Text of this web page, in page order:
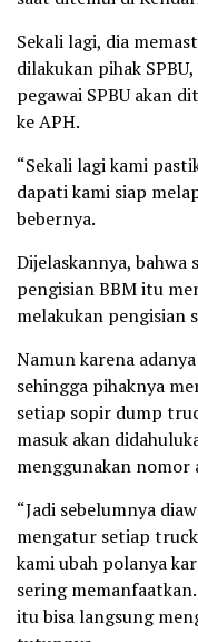
Sekali lagi, dia
dilakukan pihak
pegawai SPBU akan
ke APH.
“Sekali lagi kami
dapati kami siap
bebernya.
Dijelaskannya, bahwa
pengisian BBM itu
melakukan pengisian
Namun karena
sehingga pihaknya
setiap sopir dump
masuk akan
menggunakan nomor
“Jadi sebelumnya
mengatur setiap truck
kami ubah polanya
sering
itu bisa langsung